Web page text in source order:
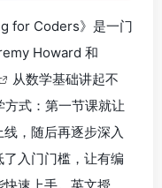
for Coders》是一门
Howard 和
从数学基础讲起不
式：第一节课就让
，随后再逐步深入
入门门槛，让有编
速上手。英文授